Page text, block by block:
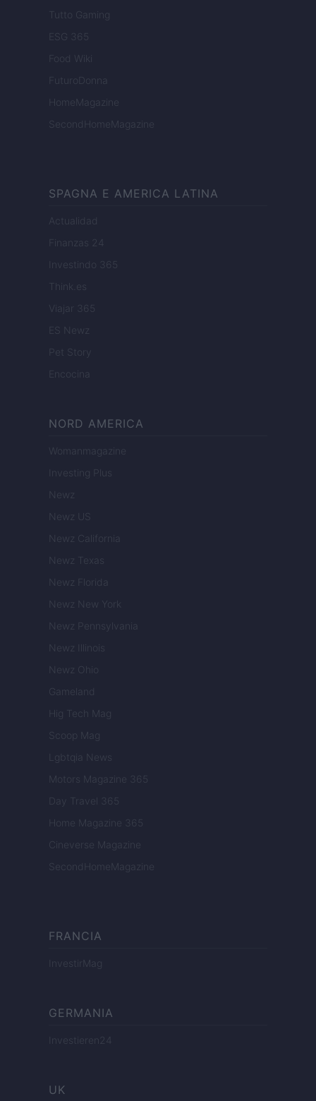
Tutto Gaming
ESG 365
Food Wiki
FuturoDonna
HomeMagazine
SecondHomeMagazine
SPAGNA E AMERICA LATINA
Actualidad
Finanzas 24
Investindo 365
Think.es
Viajar 365
ES Newz
Pet Story
Encocina
NORD AMERICA
Womanmagazine
Investing Plus
Newz
Newz US
Newz California
Newz Texas
Newz Florida
Newz New York
Newz Pennsylvania
Newz Illinois
Newz Ohio
Gameland
Hig Tech Mag
Scoop Mag
Lgbtqia News
Motors Magazine 365
Day Travel 365
Home Magazine 365
Cineverse Magazine
SecondHomeMagazine
FRANCIA
InvestirMag
GERMANIA
Investieren24
UK